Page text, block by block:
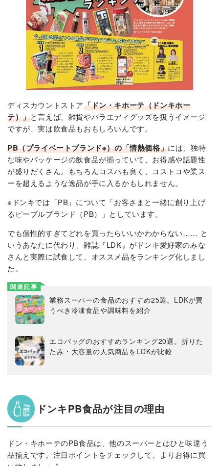
34位：情熱価格「ふっくら仕立ておいしい大盛りご飯」
35位：情熱価格「フルーツミックス」
36位：情熱価格「はちみつ紅茶」
37位：情熱価格「おしゃぶりするめブラックペッパー味」
38位：情熱価格「国産花かつお」
39位：情熱価格「たっぷりベジタブルチップス」
40位：情熱価格「エキストラバージンオイルスプレー」
41位：情熱価格「贅沢旨味だし」
42位：情熱価格「インスタント梅昆布茶」
43位：情熱価格「コーヒーバッグ8packs」
44位：情熱価格「MCTオイル」
45位：情熱価格「花畑牧場 生カマンベール」
46位：情熱価格「チーズいか」
47位：情熱価格「インスタント 黒烏龍茶」
48位：情熱価格「くんたま」
49位：情熱価格「ガパオ」
51位：情熱価格「酸っぱいゼリーキウイフルーツ」
52位：情熱価格「魯肉飯（ルーローハン）」
ドンキPB食品のベストバイまとめ
食品の売れ筋ランキングもチェック！
ディスカウントストア「ドン・キホーテ（ドンキホー
テ）」と言えば、雑貨やバラエディグッズを扱うイメージ
ですが、実は飲食品もおもしろいんです。
PB（プライベートブランド※）の「情熱価格」には、独特
な味やパッケージの飲食品が揃っていて、お得感や話題性
が盛りだくさん。もちろんコスパも良く、コストコや業ス
ーを超えるような逸品が手に入るかもしれません。
※ドンキでは「PB」について「お客さまと一緒に創り上げ
るピープルブランド（PB）」としています。
でも個性的すぎてどれを買ったらいいかわからない…… と
いうあなたに代わり、雑誌『LDK』がドンキ愛好家のみな
さんと実際に試食して、オススメ品をランキング化しまし
た。
関連記事
業務スーパーの食品のおすすめ25選。LDKが買
うべき冷凍食品や調味料を紹介
エコバッグのおすすめランキング20選。折りた
たみ・大容量の人気商品をLDKが比較
ドンキPB食品が注目の理由
ドン・キホーテのPB食品は、他のスーパーとはひと味違う
品揃えです。注目ポイントをチェックして、よりお得に買